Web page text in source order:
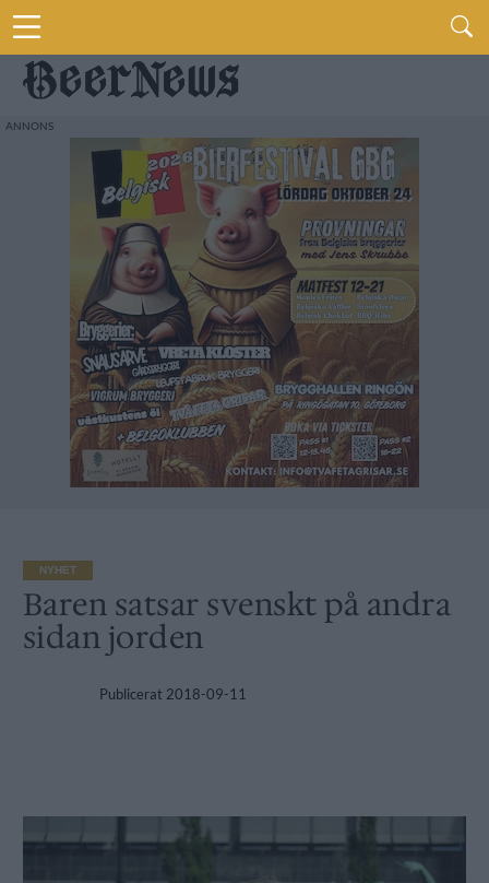
NYHET
Baren satsar svenskt på andra
sidan jorden
Publicerat 2018-09-11